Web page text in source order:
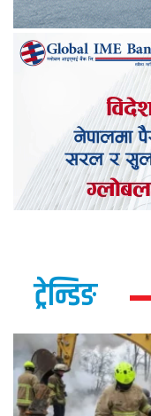
ट्रेन्डिङ